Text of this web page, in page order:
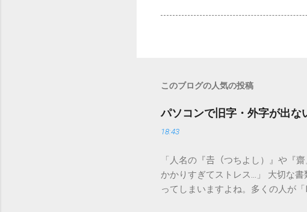
このブログの人気の投稿
パソコンで旧字・外字が出な
18:43
「人名の『𠮷（つちよし）』や『
かかりすぎてストレス…」 大切な
ってしまいますよね。多くの人が